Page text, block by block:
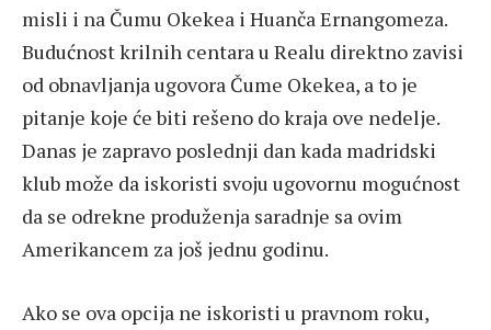
misli i na Čumu Okekea i Huanča Ernangomeza.
Budućnost krilnih centara u Realu direktno zavisi
od obnavljanja ugovora Čume Okekea, a to je
pitanje koje će biti rešeno do kraja ove nedelje.
Danas je zapravo poslednji dan kada madridski
klub može da iskoristi svoju ugovornu mogućnost
da se odrekne produženja saradnje sa ovim
Amerikancem za još jednu godinu.
Ako se ova opcija ne iskoristi u pravnom roku,